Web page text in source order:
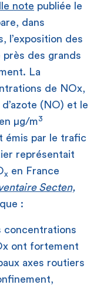
note publiée le
dans
l’exposition des
près des grands
La
de NOx,
(NO) et le
µg/m3
émis par le trafic
représentait
x en France
Secten,
:
concentrations
ont fortement
axes routiers